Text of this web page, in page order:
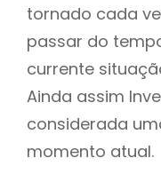
tornado cada
passar do
currente
Ainda assim
considerada
momento atual.